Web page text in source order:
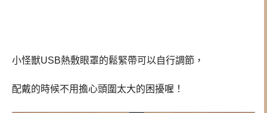
小怪獸USB熱敷眼罩的鬆緊帶可以自行調節，
配戴的時候不用擔心頭圍太大的困擾喔！